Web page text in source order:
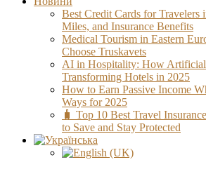
Best Credit Cards for Travelers
Miles, and Insurance Benefits
Medical Tourism in Eastern
Choose Truskavets
AI in Hospitality: How
Transforming Hotels in 2025
How to Earn Passive Income
Ways for 2025
🧳 Top 10 Best Travel
to Save and Stay Protected